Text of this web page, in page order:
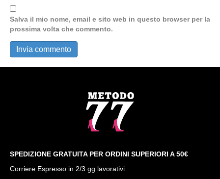
Salva il mio nome, email e sito web in questo browser per la
prossima volta che commento.
SPEDIZIONE GRATUITA PER ORDINI SUPERIORI A 50€
Corriere Espresso in 2/3 gg lavorativi